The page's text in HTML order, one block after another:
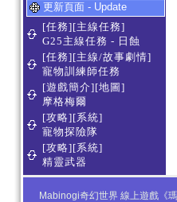
更新頁面 - Update
[任務][主線任務]
G25主線任務 - 日蝕
[任務][主線/故事劇情]
寵物訓練師任務
[遊戲簡介][地圖]
摩格梅爾
[攻略][系統]
寵物探險隊
[攻略][系統]
精靈武器
Mabinogi奇幻世界 線上遊戲《